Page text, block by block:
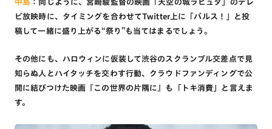
中島 ：同じように、宮崎駿監督の映画「天空の城ラピュタ」のテレ
ビ放映時に、タイミングを合わせてTwitter上に「バルス！」と投
稿して一緒に盛り上がる“祭り”も当てはまるでしょう。
その他にも、ハロウィンに仮装して渋谷のスクランブル交差点で見
知らぬ人とハイタッチを交わす行動、クラウドファンディングで公
開に結びつけた映画『この世界の片隅に』も「トキ消費」と言えま
す。